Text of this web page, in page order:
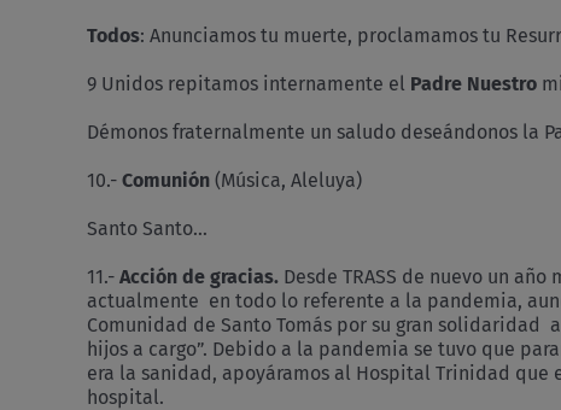
Todos: Anunciamos tu muerte, proclamamos tu
9 Unidos repitamos internamente el Padre Nuestro
Démonos fraternalmente un saludo deseándonos la
10.- Comunión (Música, Aleluya)
Santo Santo…
11.- Acción de gracias. Desde TRASS de nuevo un
actualmente en todo lo referente a la pandemia,
Comunidad de Santo Tomás por su gran solidaridad
hijos a cargo”. Debido a la pandemia se tuvo que
era la sanidad, apoyáramos al Hospital Trinidad
hospital.